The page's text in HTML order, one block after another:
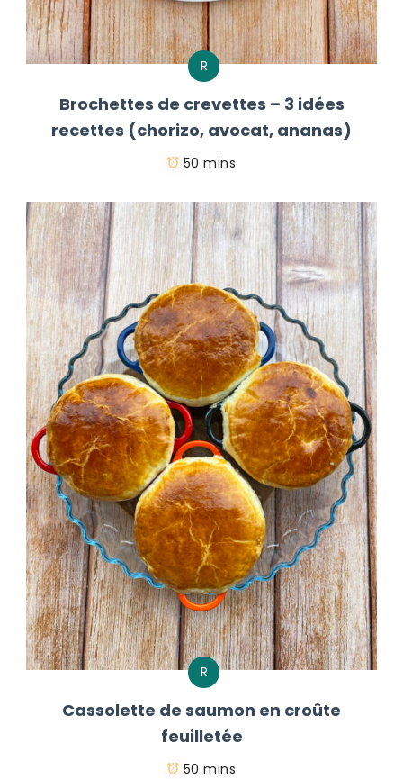
R
Brochettes de crevettes – 3 idées
recettes (chorizo, avocat, ananas)
50 mins
R
Cassolette de saumon en croûte
feuilletée
50 mins